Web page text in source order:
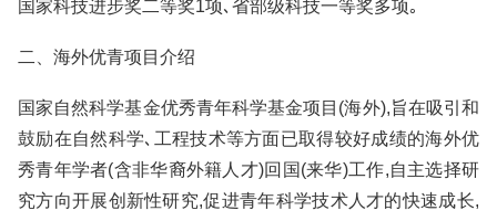
国家科技进步奖二等奖1项､省部级科技一等奖多项｡
二、海外优青项目介绍
国家自然科学基金优秀青年科学基金项目(海外),旨在吸引和
鼓励在自然科学､工程技术等方面已取得较好成绩的海外优
秀青年学者(含非华裔外籍人才)回国(来华)工作,自主选择研
究方向开展创新性研究,促进青年科学技术人才的快速成长,